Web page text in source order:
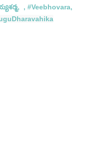
, #Veebhovara,